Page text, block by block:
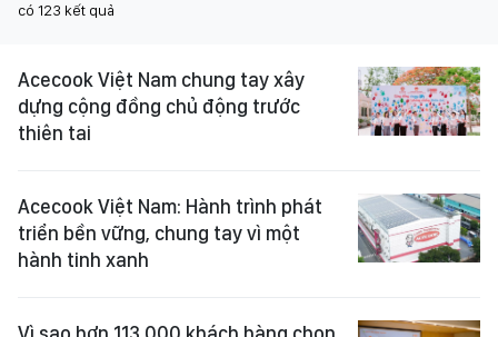
có 123 kết quả
Acecook Việt Nam chung tay xây
dựng cộng đồng chủ động trước
thiên tai
Acecook Việt Nam: Hành trình phát
triển bền vững, chung tay vì một
hành tinh xanh